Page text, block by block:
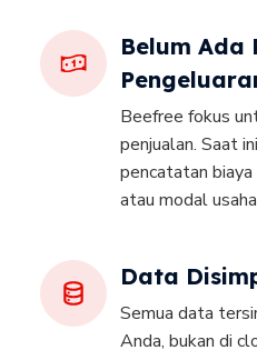
Belum
Beefree fokus
penjualan. Saat
pencatatan
atau modal
Data
Semua data
Anda, bukan di